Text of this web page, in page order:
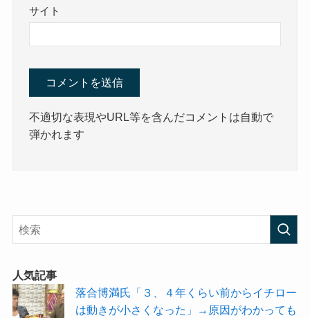
サイト
不適切な表現やURL等を含んだコメントは自動で
弾かれます
人気記事
落合博満氏「３、４年くらい前からイチロー
は動きが小さくなった」→原因がわかっても